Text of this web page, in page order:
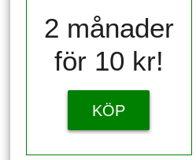
2 månader
för 10 kr!
KÖP